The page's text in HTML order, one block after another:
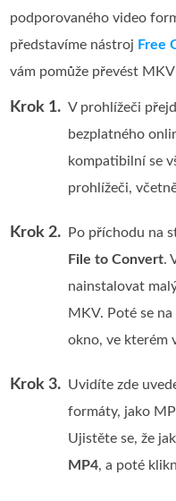
podporovaného video
představíme nástroj Free
vám pomůže převést
Krok 1. V prohlížeči
bezplatného
kompatibilní se
prohlížeči,
Krok 2. Po příchodu na
File to Convert.
nainstalovat
MKV. Poté se
okno, ve kterém
Krok 3. Uvidíte zde
formáty, jako
Ujistěte se, že
MP4, a poté